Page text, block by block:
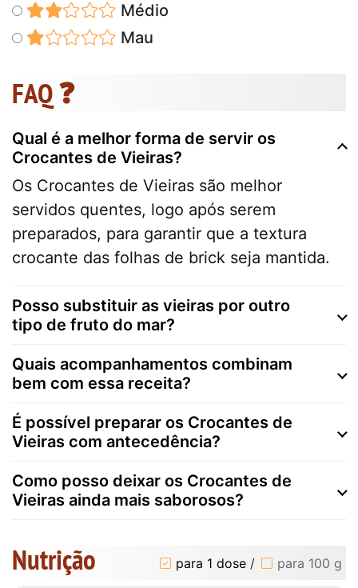
Médio
Mau
FAQ ❓
Qual é a melhor forma de servir os
Crocantes de Vieiras?
Os Crocantes de Vieiras são melhor
servidos quentes, logo após serem
preparados, para garantir que a textura
crocante das folhas de brick seja mantida.
Posso substituir as vieiras por outro
tipo de fruto do mar?
Quais acompanhamentos combinam
bem com essa receita?
É possível preparar os Crocantes de
Vieiras com antecedência?
Como posso deixar os Crocantes de
Vieiras ainda mais saborosos?
Nutrição para 1 dose / para 100 g